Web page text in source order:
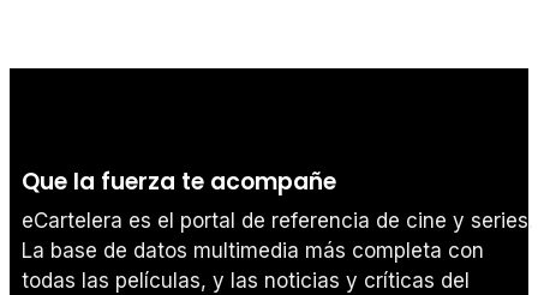
Que la fuerza te acompañe
eCartelera es el portal de referencia de cine y series.
La base de datos multimedia más completa con
todas las películas, y las noticias y críticas del